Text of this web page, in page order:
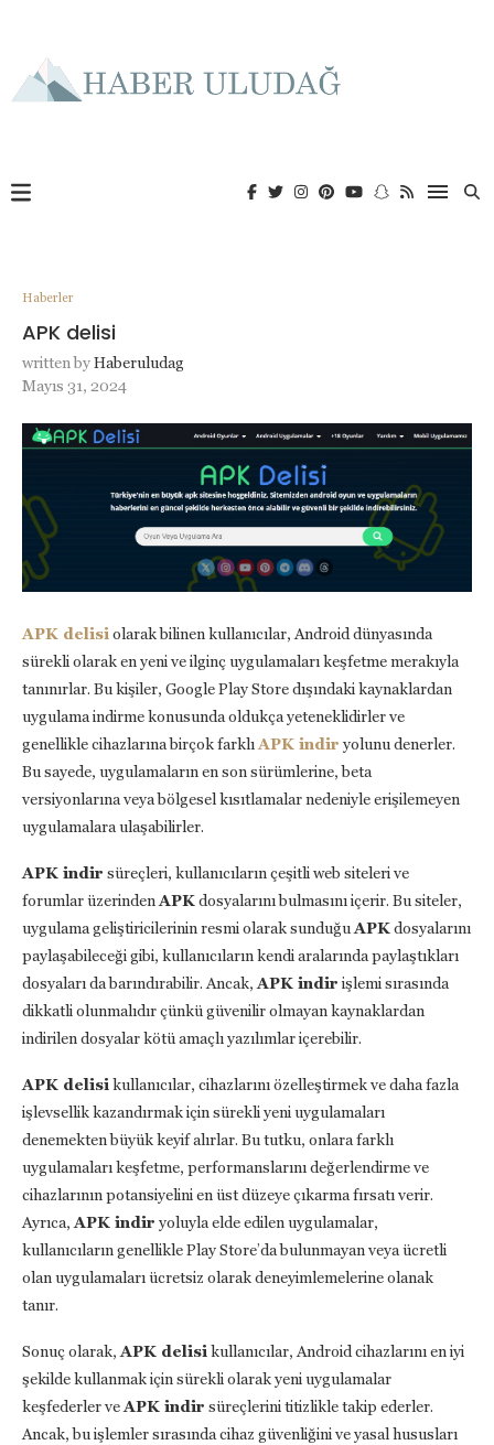
Haberler
APK delisi
written byHaberuludag
Mayıs 31, 2024
APK delisi olarak bilinen kullanıcılar, Android dünyasında
sürekli olarak en yeni ve ilginç uygulamaları keşfetme merakıyla
tanınırlar. Bu kişiler, Google Play Store dışındaki kaynaklardan
uygulama indirme konusunda oldukça yeteneklidirler ve
genellikle cihazlarına birçok farklı APK indir yolunu denerler.
Bu sayede, uygulamaların en son sürümlerine, beta
versiyonlarına veya bölgesel kısıtlamalar nedeniyle erişilemeyen
uygulamalara ulaşabilirler.
APK indir süreçleri, kullanıcıların çeşitli web siteleri ve
forumlar üzerinden APKdosyalarını bulmasını içerir. Bu siteler,
uygulama geliştiricilerinin resmi olarak sunduğu APKdosyalarını
paylaşabileceği gibi, kullanıcıların kendi aralarında paylaştıkları
dosyaları da barındırabilir. Ancak, APK indir işlemi sırasında
dikkatli olunmalıdır çünkü güvenilir olmayan kaynaklardan
indirilen dosyalar kötü amaçlı yazılımlar içerebilir.
APK delisi kullanıcılar, cihazlarını özelleştirmek ve daha fazla
işlevsellik kazandırmak için sürekli yeni uygulamaları
denemekten büyük keyif alırlar. Bu tutku, onlara farklı
uygulamaları keşfetme, performanslarını değerlendirme ve
cihazlarının potansiyelini en üst düzeye çıkarma fırsatı verir.
Ayrıca, APK indir yoluyla elde edilen uygulamalar,
kullanıcıların genellikle Play Store’da bulunmayan veya ücretli
olan uygulamaları ücretsiz olarak deneyimlemelerine olanak
tanır.
Sonuç olarak, APK delisi kullanıcılar, Android cihazlarını en iyi
şekilde kullanmak için sürekli olarak yeni uygulamalar
keşfederler ve APK indir süreçlerini titizlikle takip ederler.
Ancak, bu işlemler sırasında cihaz güvenliğini ve yasal hususları